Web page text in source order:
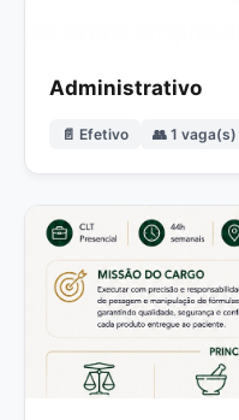
Administrativo
📄 Efetivo 👥 1 vaga(s)